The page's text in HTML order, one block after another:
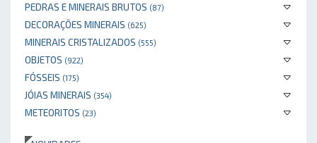
PEDRAS E MINERAIS BRUTOS (87)
DECORAÇÕES MINERAIS (625)
MINERAIS CRISTALIZADOS (555)
OBJETOS (922)
FÓSSEIS (175)
JÓIAS MINERAIS (354)
METEORITOS (23)